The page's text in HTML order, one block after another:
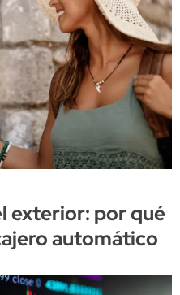
exterior: por qué
automático